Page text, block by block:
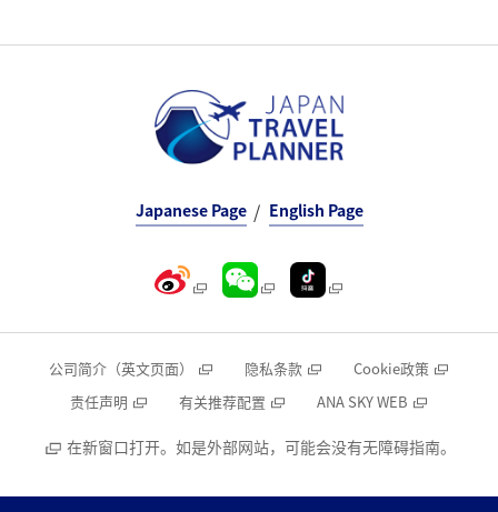
Japanese Page English Page
公司简介（英文页面） 隐私条款
Cookie政策
责任声明
有关推荐配置 ANA SKY WEB
在新窗口打开。如是外部网站，可能会没有无障碍指南。